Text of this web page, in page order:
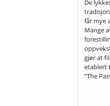
De
får mye
Mange
gjør at
etablert
”The